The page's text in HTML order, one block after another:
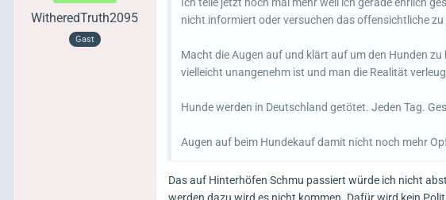
WitheredTruth2095
Gast
nicht informiert oder versuchen das offensichtliche zu
Macht die Augen auf und klärt auf um den Hunden
vielleicht unangenehm ist und man die Realität
Hunde werden in Deutschland getötet. Jeden Tag.
Augen auf beim Hundekauf damit nicht noch mehr
Das auf Hinterhöfen Schmu passiert würde ich nicht